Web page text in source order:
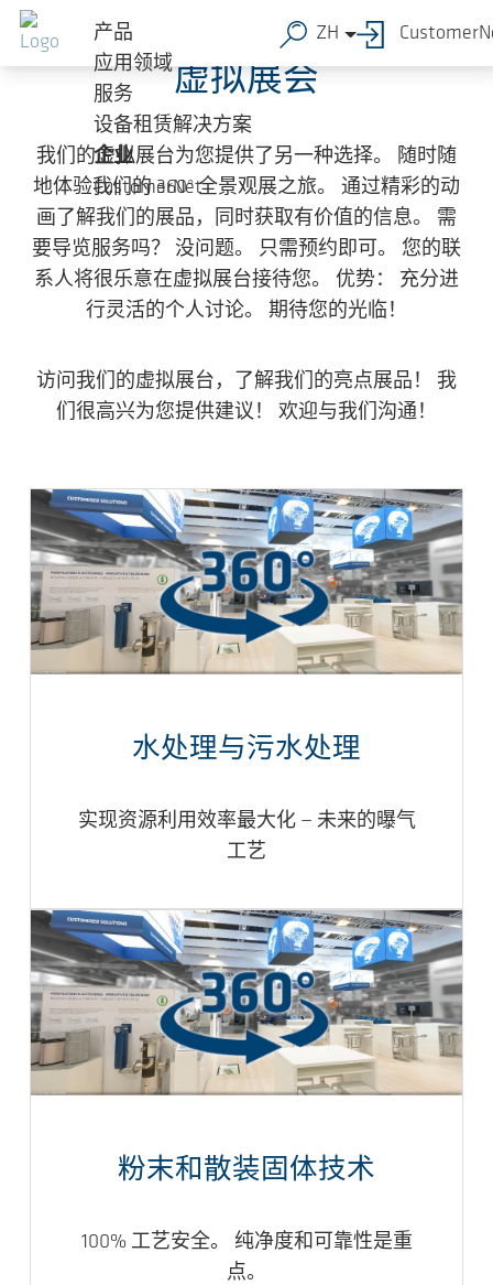
跳转到主要内容
产品
应用领域
服务
设备租赁解决方案
企业
CustomerNet
ZH
虚拟展会
我们的虚拟展台为您提供了另一种选择。 随时随
地体验我们的 360° 全景观展之旅。 通过精彩的动
画了解我们的展品，同时获取有价值的信息。 需
要导览服务吗？ 没问题。 只需预约即可。 您的联
系人将很乐意在虚拟展台接待您。 优势： 充分进
行灵活的个人讨论。 期待您的光临！
访问我们的虚拟展台，了解我们的亮点展品！ 我
们很高兴为您提供建议！ 欢迎与我们沟通！
水处理与污水处理
实现资源利用效率最大化 — 未来的曝气
工艺
粉末和散装固体技术
100% 工艺安全。 纯净度和可靠性是重
点。